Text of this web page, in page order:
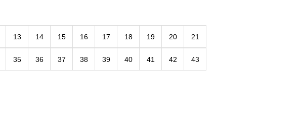
13 14 15 16 17 18 19 20 21
35 36 37 38 39 40 41 42 43